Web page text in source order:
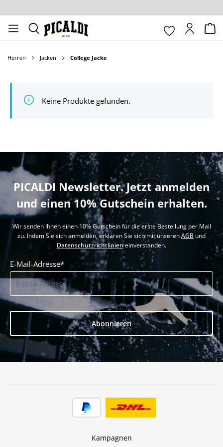
Herren Jacken College Jacke
Keine Produkte gefunden.
PICALDI Newsletter. Jetzt anmelden
und einen 10% Gutschein erhalten.
Wir senden Ihnen einen 10% Gutschein für die erste Bestellung per Mail
zu. Indem Sie sich anmelden, erklären Sie sich mit unserenAGB und
Datenschutzrichtlinieneinverstanden.
E-Mail-Adresse*
Abonnieren
Kampagnen